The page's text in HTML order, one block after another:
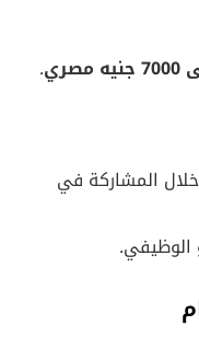
.
المشاركة في
الوظيفي.